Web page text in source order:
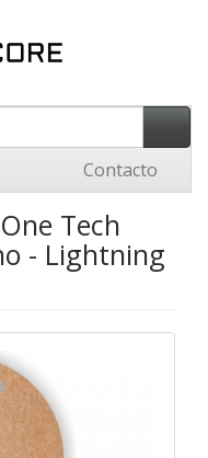
Contacto
Tech
- Lightning